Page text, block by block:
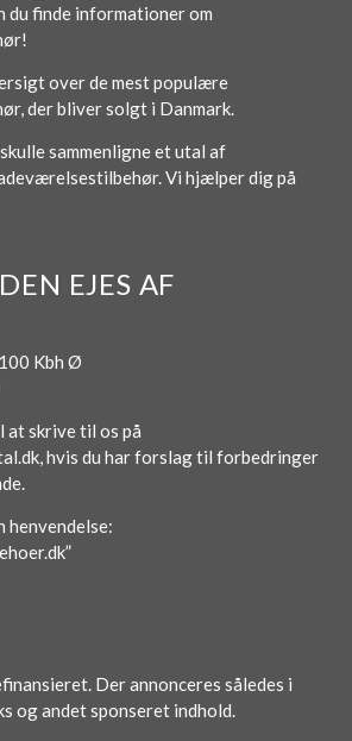
du finde informationer om
over de mest populære
der bliver solgt i Danmark.
sammenligne et utal af
Vi hjælper dig på
EJES AF
Kbh Ø
at skrive til os på
hvis du har forslag til forbedringer
henvendelse:
Der annonceres således i
og andet sponseret indhold.